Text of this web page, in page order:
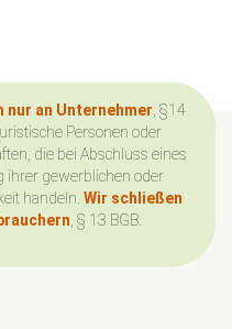
an Unternehmer , §14
Personen oder
die bei Abschluss eines
ihrer gewerblichen oder
handeln. Wir schließen
, § 13 BGB.